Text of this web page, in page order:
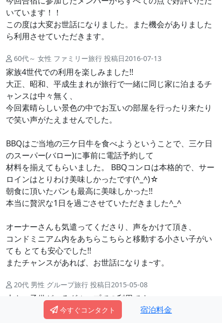
いています！！
この度は大変お世話になりました。また機会がありました
ら利用させていただきます。
60代～ 女性 ファミリー旅行 投稿日2016-07-13
家族4世代での利用を楽しみました!!
大正、昭和、平成生まれが旅行で一緒に同じ家に泊まるチ
ャンスは中々無く、
今回素晴らしい景色の中でお互いの部屋を行ったり来たり
で笑い声がたえませんでした。
BBQはご当地の三ケ日牛を食べようということで、三ケ日
のスーパー(バロー)に事前に電話予約して
材料を揃えてもらいました。 BBQコンロは本格的で、サー
ロインはとりわけ美味しかったです(^_^)☆
朝食に頂いたパンも最高に美味しかった!!
本当に贅沢な1日を過ごさせていただきました^_^
オーナーさんも気遣ってくださり、声をかけて頂き、
コンドミニアム内をあちらこちらと移動する小さい子がい
ても とても安心でした!!
またチャンスがあれば、お世話になりま~す。
20代 男性 グループ旅行 投稿日2015-05-08
小さい子供がいるグループでの利用です。
まず中も外もとても綺麗でした。清掃も行き届いており、
今すぐコンタクト 宿泊料金